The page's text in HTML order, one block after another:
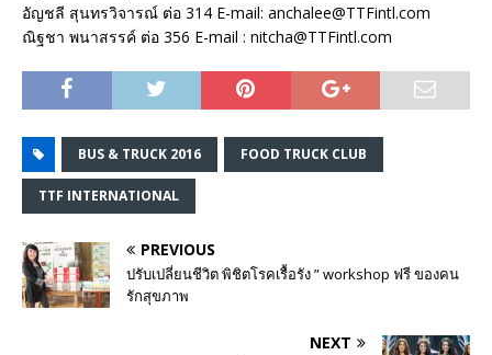
อัญชลี สุนทรวิจารณ์ ต่อ 314 E-mail: anchalee@TTFintl.com
ณิฐชา พนาสรรค์ ต่อ 356 E-mail : nitcha@TTFintl.com
BUS & TRUCK 2016 FOOD TRUCK CLUB
TTF INTERNATIONAL
PREVIOUS
ปรับเปลี่ยนชีวิต พิชิตโรคเรื้อรัง ” workshop ฟรี ของคน
รักสุขภาพ
NEXT